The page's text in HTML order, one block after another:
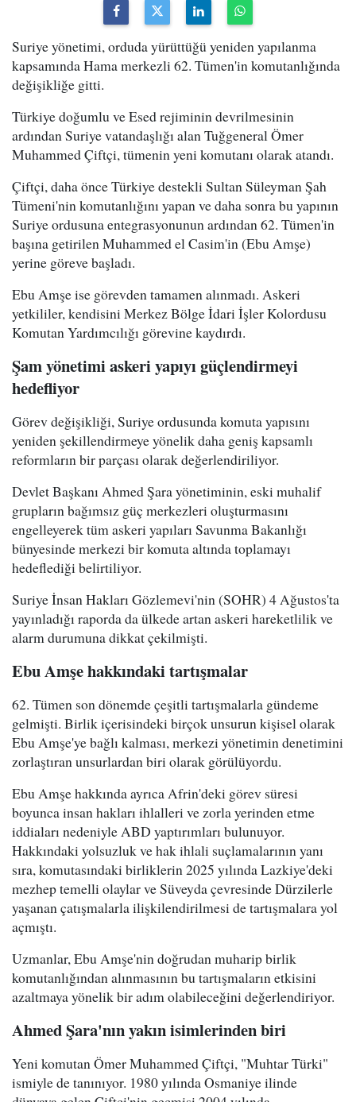
Suriye yönetimi, orduda yürüttüğü yeniden yapılanma
kapsamında Hama merkezli 62. Tümen'in komutanlığında
değişikliğe gitti.
Türkiye doğumlu ve Esed rejiminin devrilmesinin
ardından Suriye vatandaşlığı alan Tuğgeneral Ömer
Muhammed Çiftçi, tümenin yeni komutanı olarak atandı.
Çiftçi, daha önce Türkiye destekli Sultan Süleyman Şah
Tümeni'nin komutanlığını yapan ve daha sonra bu yapının
Suriye ordusuna entegrasyonunun ardından 62. Tümen'in
başına getirilen Muhammed el Casim'in (Ebu Amşe)
yerine göreve başladı.
Ebu Amşe ise görevden tamamen alınmadı. Askeri
yetkililer, kendisini Merkez Bölge İdari İşler Kolordusu
Komutan Yardımcılığı görevine kaydırdı.
Şam yönetimi askeri yapıyı güçlendirmeyi
hedefliyor
Görev değişikliği, Suriye ordusunda komuta yapısını
yeniden şekillendirmeye yönelik daha geniş kapsamlı
reformların bir parçası olarak değerlendiriliyor.
Devlet Başkanı Ahmed Şara yönetiminin, eski muhalif
grupların bağımsız güç merkezleri oluşturmasını
engelleyerek tüm askeri yapıları Savunma Bakanlığı
bünyesinde merkezi bir komuta altında toplamayı
hedeflediği belirtiliyor.
Suriye İnsan Hakları Gözlemevi'nin (SOHR) 4 Ağustos'ta
yayınladığı raporda da ülkede artan askeri hareketlilik ve
alarm durumuna dikkat çekilmişti.
Ebu Amşe hakkındaki tartışmalar
62. Tümen son dönemde çeşitli tartışmalarla gündeme
gelmişti. Birlik içerisindeki birçok unsurun kişisel olarak
Ebu Amşe'ye bağlı kalması, merkezi yönetimin denetimini
zorlaştıran unsurlardan biri olarak görülüyordu.
Ebu Amşe hakkında ayrıca Afrin'deki görev süresi
boyunca insan hakları ihlalleri ve zorla yerinden etme
iddiaları nedeniyle ABD yaptırımları bulunuyor.
Hakkındaki yolsuzluk ve hak ihlali suçlamalarının yanı
sıra, komutasındaki birliklerin 2025 yılında Lazkiye'deki
mezhep temelli olaylar ve Süveyda çevresinde Dürzilerle
yaşanan çatışmalarla ilişkilendirilmesi de tartışmalara yol
açmıştı.
Uzmanlar, Ebu Amşe'nin doğrudan muharip birlik
komutanlığından alınmasının bu tartışmaların etkisini
azaltmaya yönelik bir adım olabileceğini değerlendiriyor.
Ahmed Şara'nın yakın isimlerinden biri
Yeni komutan Ömer Muhammed Çiftçi, "Muhtar Türki"
ismiyle de tanınıyor. 1980 yılında Osmaniye ilinde